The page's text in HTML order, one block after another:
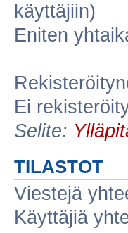
käyttäjiin)
Eniten
Ei
Selite:
TILASTOT
Viestejä
Käyttäjiä